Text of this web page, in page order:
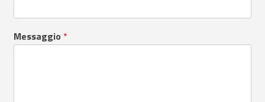
Messaggio *